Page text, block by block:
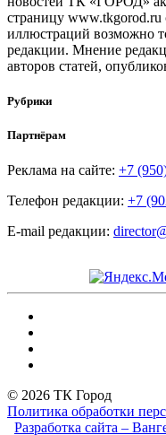
страницу www.tkgorod.ru
иллюстраций возможно
редакции. Мнение
авторов статей,
Рубрики
Партнёрам
Реклама на сайте: +7
Телефон редакции: +7
E-mail редакции:
© 2026 ТК Город
Политика обработки
Разработка сайта –